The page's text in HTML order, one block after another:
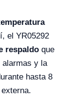
el YR05292
respaldo que
alarmas y la
hasta 8